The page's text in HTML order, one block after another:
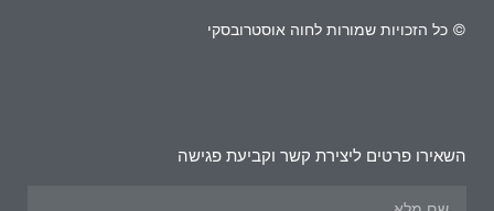
© כל הזכויות שמורות לחוה אוסטרובסקי
השאירו פרטים ליצירת קשר וקביעת פגישה